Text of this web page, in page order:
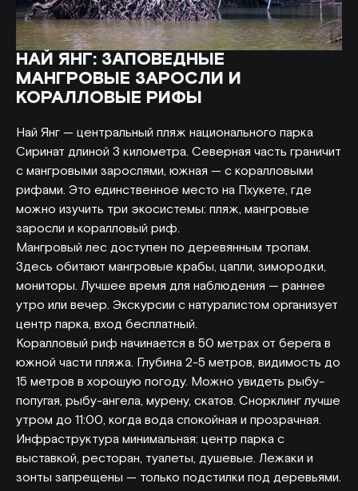
НАЙ ЯНГ: ЗАПОВЕДНЫЕ
МАНГРОВЫЕ ЗАРОСЛИ И
КОРАЛЛОВЫЕ РИФЫ
Най Янг — центральный пляж национального парка
Сиринат длиной 3 километра. Северная часть граничит
с мангровыми зарослями, южная — с коралловыми
рифами. Это единственное место на Пхукете, где
можно изучить три экосистемы: пляж, мангровые
заросли и коралловый риф.
Мангровый лес доступен по деревянным тропам.
Здесь обитают мангровые крабы, цапли, зимородки,
мониторы. Лучшее время для наблюдения — раннее
утро или вечер. Экскурсии с натуралистом организует
центр парка, вход бесплатный.
Коралловый риф начинается в 50 метрах от берега в
южной части пляжа. Глубина 2-5 метров, видимость до
15 метров в хорошую погоду. Можно увидеть рыбу-
попугая, рыбу-ангела, мурену, скатов. Снорклинг лучше
утром до 11:00, когда вода спокойная и прозрачная.
Инфраструктура минимальная: центр парка с
выставкой, ресторан, туалеты, душевые. Лежаки и
зонты запрещены — только подстилки под деревьями.